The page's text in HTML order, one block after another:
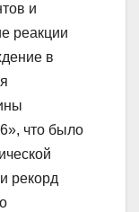
и
реакции
в
что было
рекорд